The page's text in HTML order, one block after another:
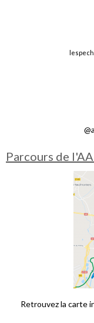
Parcours de
Retrouvez la carte